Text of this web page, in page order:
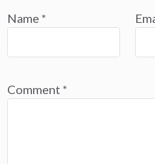
Name *
Comment *